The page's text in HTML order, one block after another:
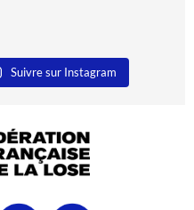
Suivre sur Instagram